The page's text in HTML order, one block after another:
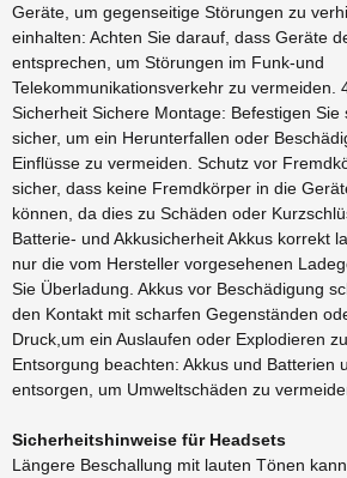
Geräte, um gegenseitige Störungen zu
einhalten: Achten Sie darauf, dass Geräte
entsprechen, um Störungen im Funk-und
Telekommunikationsverkehr zu vermeiden.
Sicherheit Sichere Montage: Befestigen Sie
sicher, um ein Herunterfallen oder
Einflüsse zu vermeiden. Schutz vor
sicher, dass keine Fremdkörper in die
können, da dies zu Schäden oder
Batterie- und Akkusicherheit Akkus korrekt
nur die vom Hersteller vorgesehenen
Sie Überladung. Akkus vor Beschädigung
den Kontakt mit scharfen Gegenständen
Druck,um ein Auslaufen oder Explodieren
Entsorgung beachten: Akkus und Batterien
entsorgen, um Umweltschäden zu
Sicherheitshinweise für Headsets
Längere Beschallung mit lauten Tönen